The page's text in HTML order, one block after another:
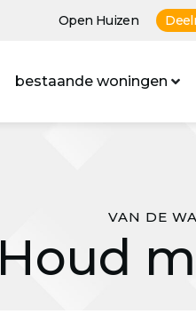
Open Huizen
bestaande woningen
VAN DE
Houd